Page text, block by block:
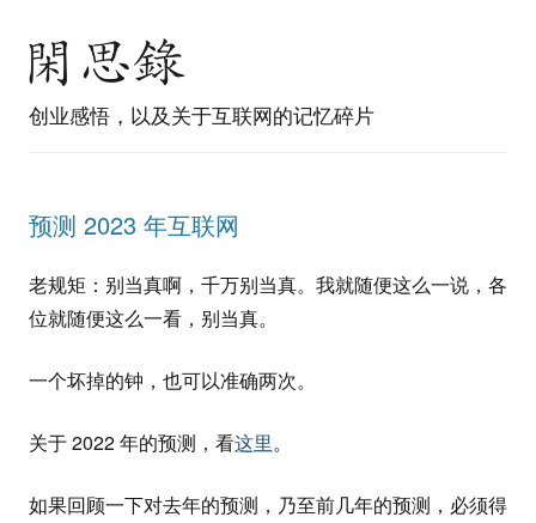
创业感悟，以及关于互联网的记忆碎片
预测 2023 年互联网
老规矩：别当真啊，千万别当真。我就随便这么一说，各
位就随便这么一看，别当真。
一个坏掉的钟，也可以准确两次。
关于 2022 年的预测，看这里。
如果回顾一下对去年的预测，乃至前几年的预测，必须得